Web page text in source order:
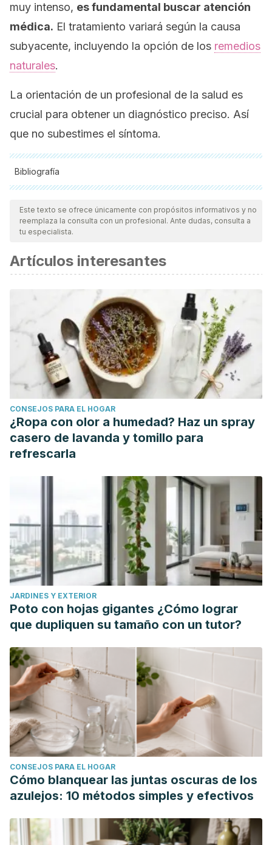
muy intenso, es fundamental buscar atención
médica. El tratamiento variará según la causa
subyacente, incluyendo la opción de los remedios
naturales.
La orientación de un profesional de la salud es
crucial para obtener un diagnóstico preciso. Así
que no subestimes el síntoma.
Bibliografía
Todas las fuentes citadas fueron revisadas a profundidad por
nuestro equipo, para asegurar su calidad, confiabilidad,
vigencia y validez.La bibliografía de este artículo fue
científica.
Dobrek, L. (2023). Lower Urinary Tract Disorders as
Adverse Drug Reactions—A Literature
Pharmaceuticals,16(7), 1031.
https://www.mdpi.com/1424-8247/16/7/1031
Geerlings, S. E. (2016). Clinical presentations and
epidemiology of urinary tract infections.
Microbiology
spectrum,4 (5), 4-5.
https://journals.asm.org/doi/abs/10.1128/microbiolspec.uti-
0002-2012
Hanno, P. M., Erickson, D., Moldwin, R., & Faraday, M. M.
(2015). Diagnosis and treatment of interstitial
The Journal of urology 193(5), 1545-1553.
https://www.auajournals.org/doi/full/10.1016/j.juro.2015.01.086
James, R., & Hijaz, A. (2014). Lower urinary tract symptoms
in women with diabetes mellitus: a current review.Current
urology reports,15, 1-8.
https://link.springer.com/article/10.1007/s11934-014-0440-3
Lazzeri, M., Sansalone, S., Guazzoni, G., & Barbagli, G.
(2016). Incidence, causes, and complications of urethral
stricture disease.
European Urology Supplements
(1), 2-
https://www.sciencedirect.com/science/article/abs/pii/
Lim, K. B. (2017). Epidemiology of clinical benign prostatic
hyperplasia.Asian journal of urology
(3), 148-151.
https://www.sciencedirect.com/science/article/pii/
Mehta, P., Leslie, S. W., & Reddivari, A. K. R. (2022). Dysuria.
InStatPearls [Internet]. StatPearls Publishing.Consultado el
4 de marzo de 2024.
https://www.ncbi.nlm.nih.gov/books/NBK549918/
Menezes, C. B., Frasson, A. P., & Tasca, T. (2016).
Trichomoniasis-are we giving the deserved attention to the
most common non-viral sexually transmitted disease
worldwide?.
Microbial cell,3(9), 404.
Este texto se ofrece únicamente con propósitos informativos y no
reemplaza la consulta con un profesional. Ante dudas, consulta a
tu especialista.
Artículos interesantes
CONSEJOS PARA EL HOGAR
¿Ropa con olor a humedad? Haz un spray
casero de lavanda y tomillo para
refrescarla
JARDINES Y EXTERIOR
Poto con hojas gigantes ¿Cómo lograr
que dupliquen su tamaño con un tutor?
CONSEJOS PARA EL HOGAR
Cómo blanquear las juntas oscuras de los
azulejos: 10 métodos simples y efectivos